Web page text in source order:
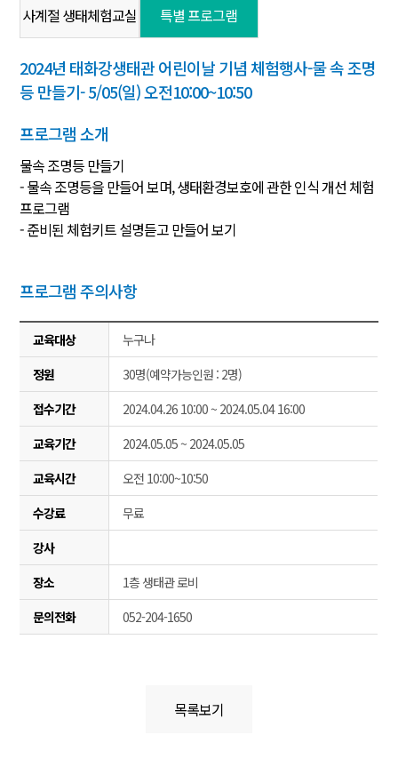
사계절 생태체험교실 특별 프로그램
2024년 태화강생태관 어린이날 기념 체험행사-물 속 조명
등 만들기- 5/05(일) 오전10:00~10:50
프로그램 소개
물속 조명등 만들기
- 물속 조명등을 만들어 보며, 생태환경보호에 관한 인식 개선 체험
프로그램
- 준비된 체험키트 설명듣고 만들어 보기
프로그램 주의사항
교육대상
누구나
정원
30명(예약가능인원 : 2명)
접수기간
2024.04.26 10:00 ~ 2024.05.04 16:00
교육기간
2024.05.05 ~ 2024.05.05
교육시간
오전 10:00~10:50
수강료
무료
강사
장소
1층 생태관 로비
문의전화
052-204-1650
목록보기